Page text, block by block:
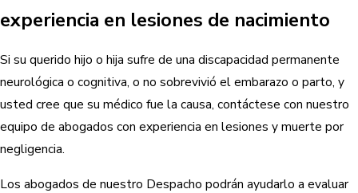
experiencia en lesiones de nacimiento
Si su querido hijo o hija sufre de una discapacidad permanente
neurológica o cognitiva, o no sobrevivió el embarazo o parto, y
usted cree que su médico fue la causa, contáctese con nuestro
equipo de abogados con experiencia en lesiones y muerte por
negligencia.
Los abogados de nuestro Despacho podrán ayudarlo a evaluar